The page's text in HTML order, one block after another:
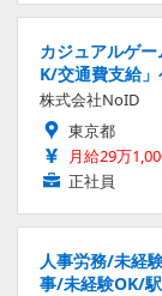
カジュアルゲ
K/交通費支給
株式会社NoID
東京都
月給29万
正社員
人事労務/未経
事/未経験OK/